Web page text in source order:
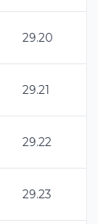
29.20
29.21
29.22
29.23